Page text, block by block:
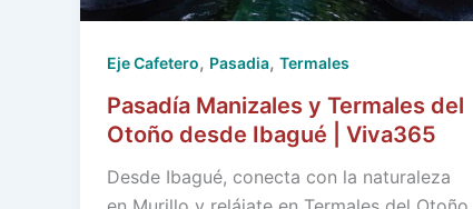
Eje Cafetero, Pasadia, Termales
Pasadía Manizales y Termales del
Otoño desde Ibagué | Viva365
Desde Ibagué, conecta con la naturaleza